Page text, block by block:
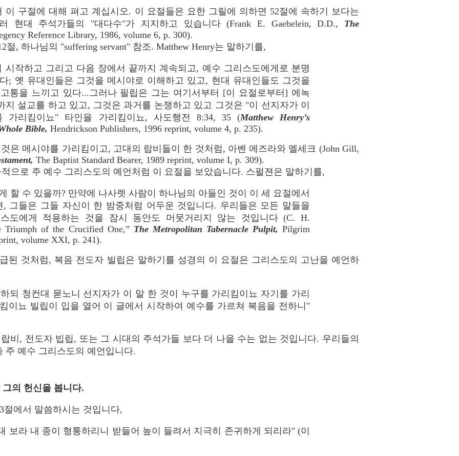
이 구절에 대해 펴고 계십시오. 이 요절들은 요한 그릴에 의하면 52절에 속하기 보다는
현대 주석가들의 "대다수"가 지지하고 있습니다 (Frank E. Gaebelein, D.D., The
Reference Library, 1986, volume 6, p. 300).
절, 하나님의 "suffering servant" 참조. Matthew Henry는 말하기를,
시작하고 그리고 다음 장에서 끝까지 계속되고, 예수 그리스도에게로 분명
; 옛 유대인들은 그것을 메시야로 이해하고 있고, 현대 유대인들도 그것을
통을 느끼고 있다...그러나 필립은 그는 여기서부터 [이 요절로부터] 에녹
지 설교를 하고 있고, 그것은 과거를 논쟁하고 있고 그것은 "이 선지자가 이
리킴이뇨" 타인을 가리킴이뇨, 사도행전 8:34, 35 (Matthew Henry’s
Bible, Hendrickson Publishers, 1996 reprint, volume 4, p. 235).
은 메시야를 가리킴이고, 고대의 랍비들이 한 것처럼, 아벤 에즈라와 엘세크 (John Gill,
The Baptist Standard Bearer, 1989 reprint, volume I, p. 309).
으로 주 예수 그리스도의 예언처럼 이 요절을 보았습니다. 스펄젼은 말하기를,
할 수 있을까? 만약에 나사렛 사람이 하나님의 아들인 것이 이 세 요절에서
그들은 그들 자신이 한 밤중처럼 어두운 것입니다. 우리들은 모든 말들을
도에게 적용하는 것을 잠시 동안도 머뭇거리지 않는 것입니다 (C. H.
Triumph of the Crucified One,” The Metropolitan Tabernacle Pulpit, Pilgrim
volume XXI, p. 241).
된 것처럼, 복음 전도자 빌립은 말하기를 성경의 이 요절은 그리스도의 고난을 예언하
되 청컨대 묻노니 선지자가 이 말 한 것이 누구를 가리킴이뇨 자기를 가리
이뇨 빌립이 입을 열어 이 글에서 시작하여 예수를 가르쳐 복음을 전하니"
비, 전도자 빕립, 또는 그 시대의 주석가들 보다 더 나을 수는 없는 것입니다. 우리들의
주 예수 그리스도의 예언입니다.
의 헌신을 봅니다.
절에서 말씀하시는 것입니다,
보라 내 종이 형통하리니 받들어 높이 들려서 지극히 존귀하게 되리라" (이